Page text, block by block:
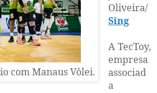
com Manaus Vôlei.
Oliveira/
Sing
A TecToy,
empresa
associad
a